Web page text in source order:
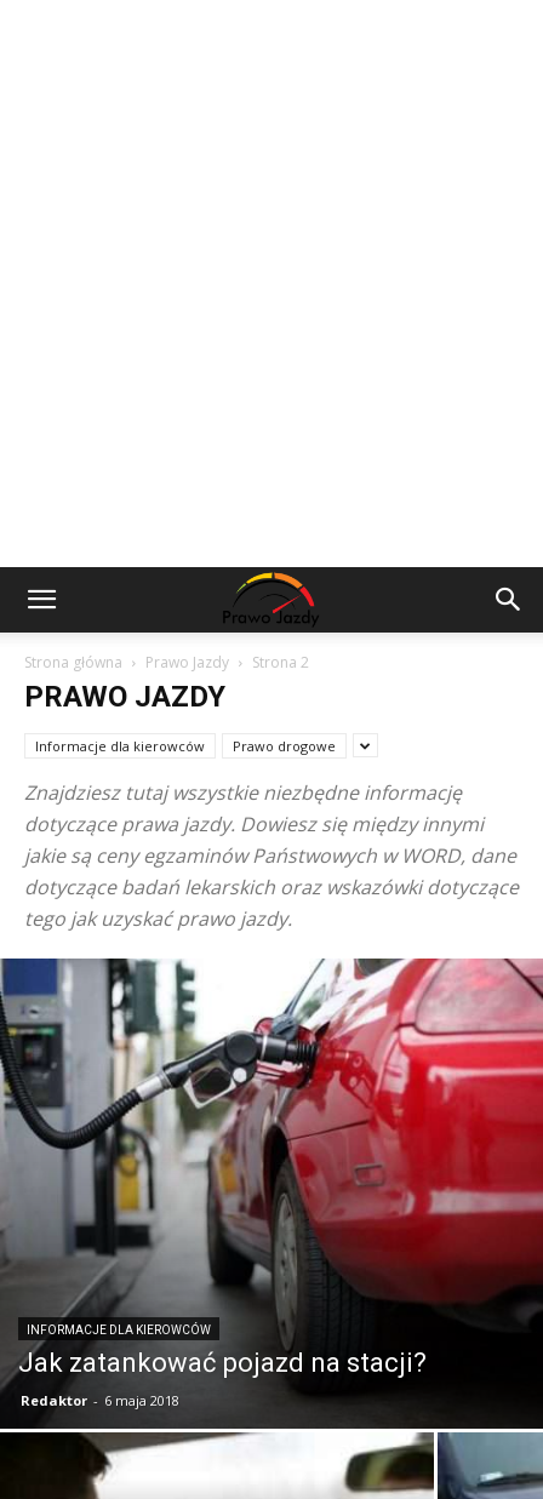
Strona główna Prawo Jazdy Strona 2
PRAWO JAZDY
Informacje dla kierowców Prawo drogowe
Znajdziesz tutaj wszystkie niezbędne informację
dotyczące prawa jazdy. Dowiesz się między innymi
jakie są ceny egzaminów Państwowych w WORD, dane
dotyczące badań lekarskich oraz wskazówki dotyczące
tego jak uzyskać prawo jazdy.
INFORMACJE DLA KIEROWCÓW
Jak zatankować pojazd na stacji?
Redaktor - 6 maja 2018